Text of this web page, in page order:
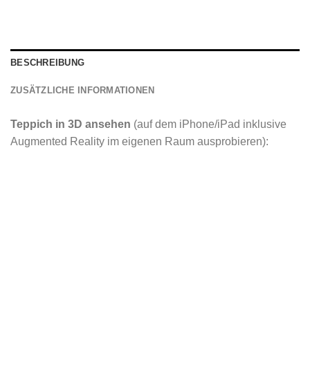
BESCHREIBUNG
ZUSÄTZLICHE INFORMATIONEN
Teppich in 3D ansehen (auf dem iPhone/iPad inklusive
Augmented Reality im eigenen Raum ausprobieren):